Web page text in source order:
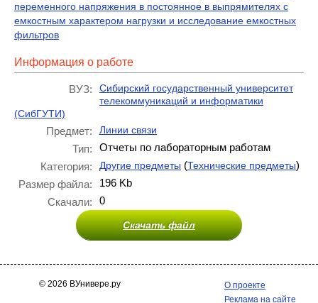
переменного напряжения в постоянное в выпрямителях с
емкостным характером нагрузки и исследование емкостных
фильтров
Информация о работе
ВУЗ:
Сибирский государственный университет
телекоммуникаций и информатики
(СибГУТИ)
Предмет: Линии связи
Тип:
Отчеты по лабораторным работам
Категория:
Другие предметы (Технические предметы)
Размер файла:
196 Kb
Скачали:
0
Скачать файл
© 2026 ВУнивере.ру
О проекте
Реклама на сайте